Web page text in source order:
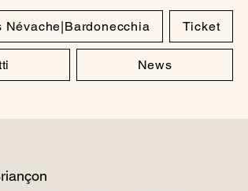
Névache|Bardonecchia Ticket
News